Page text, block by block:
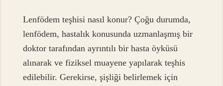
Lenfödem teşhisi nasıl konur? Çoğu durumda,
lenfödem, hastalık konusunda uzmanlaşmış bir
doktor tarafından ayrıntılı bir hasta öyküsü
alınarak ve fiziksel muayene yapılarak teşhis
edilebilir. Gerekirse, şişliği belirlemek için